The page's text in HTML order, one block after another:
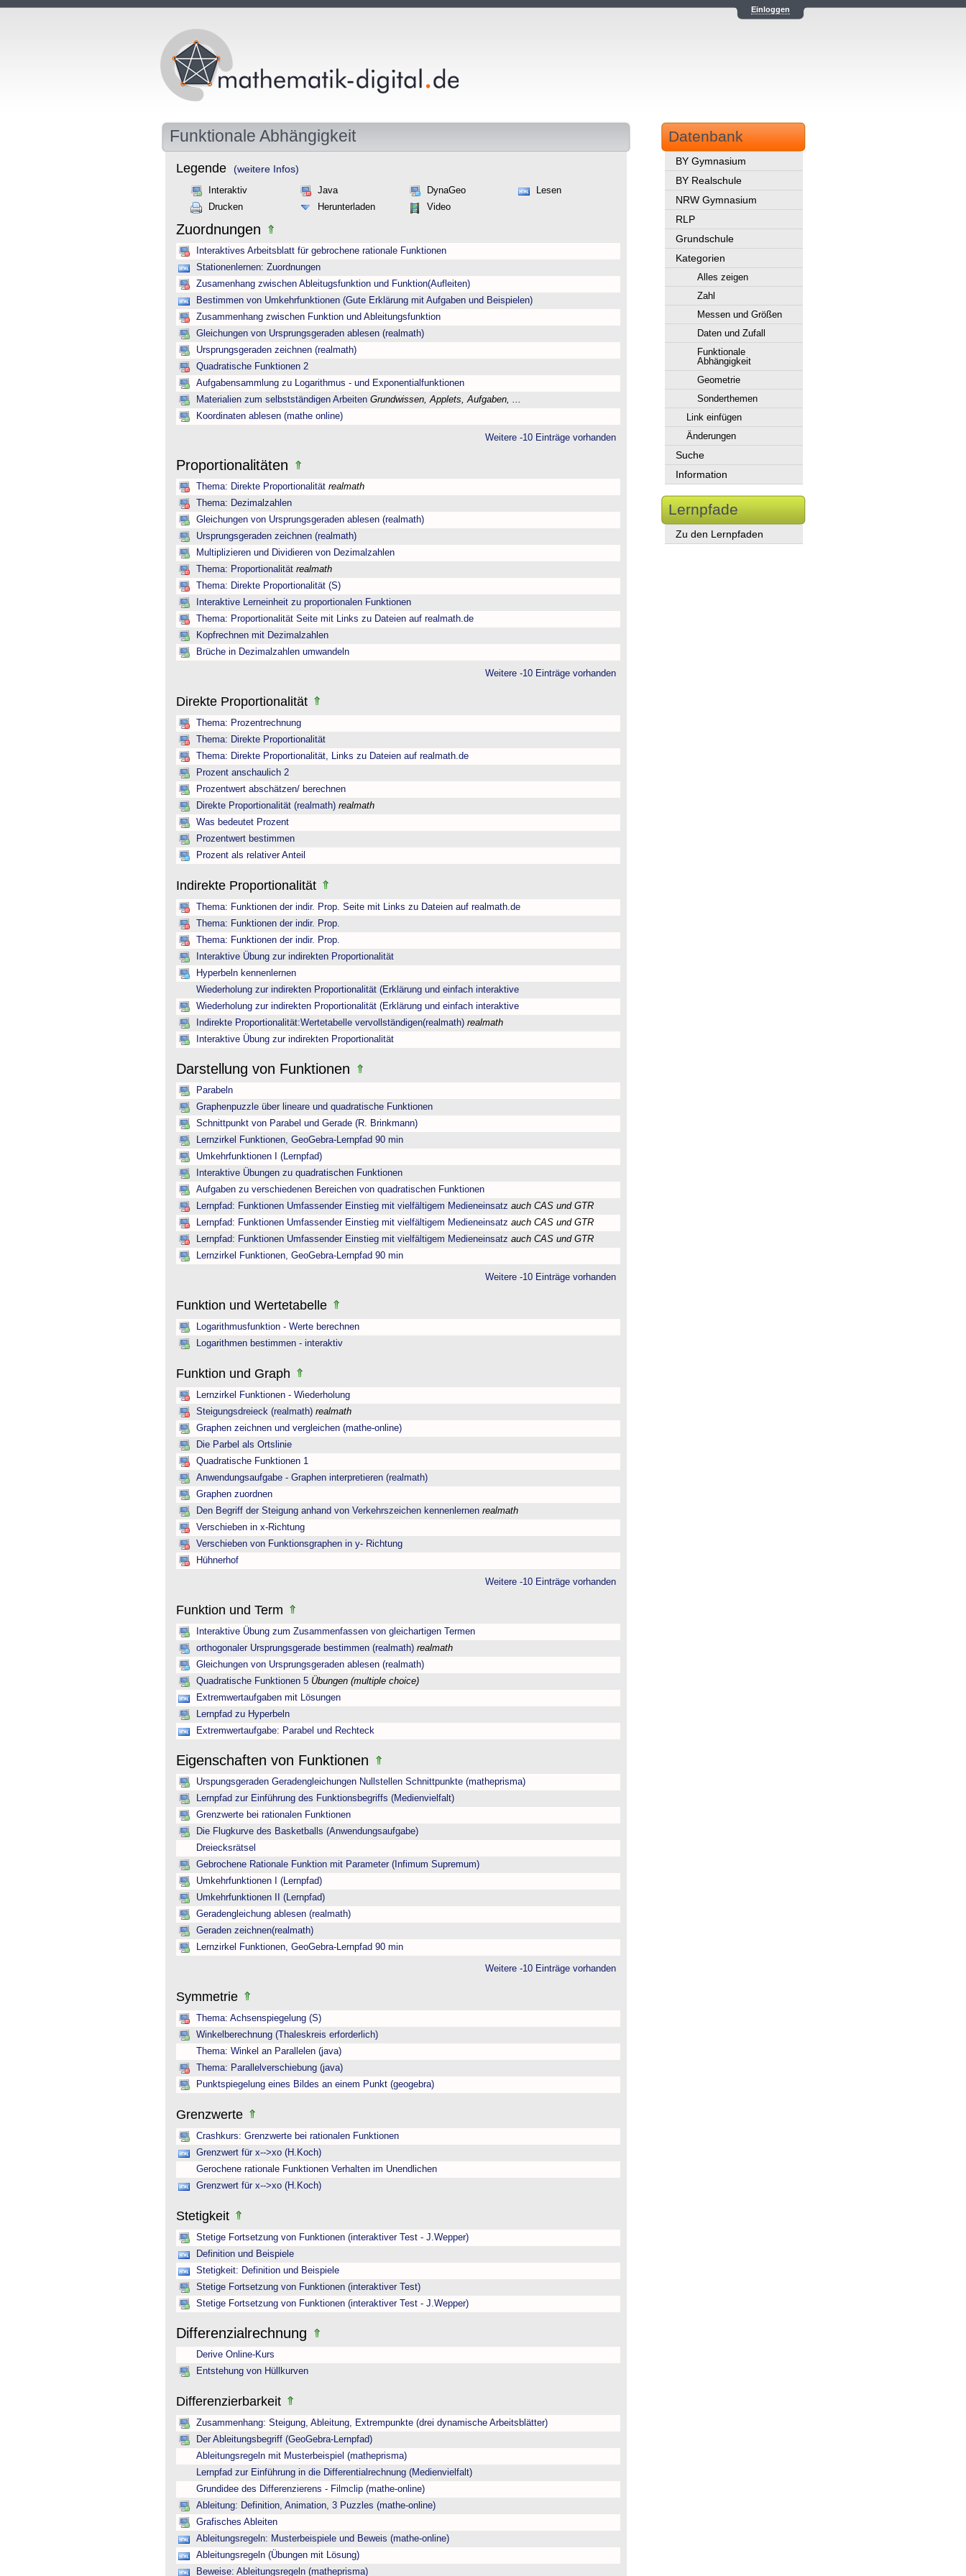
Einloggen
Funktionale Abhängigkeit
Legende (weitere Infos)
Interaktiv Java DynaGeo
Lesen
Drucken
Herunterladen Video
Zuordnungen
Interaktives Arbeitsblatt für gebrochene rationale Funktionen
Stationenlernen: Zuordnungen
Zusamenhang zwischen Ableitugsfunktion und Funktion(Aufleiten)
Bestimmen von Umkehrfunktionen (Gute Erklärung mit Aufgaben und Beispielen)
Zusammenhang zwischen Funktion und Ableitungsfunktion
Gleichungen von Ursprungsgeraden ablesen (realmath)
Ursprungsgeraden zeichnen (realmath)
Quadratische Funktionen 2
Aufgabensammlung zu Logarithmus - und Exponentialfunktionen
Materialien zum selbstständigen Arbeiten Grundwissen, Applets, Aufgaben, ...
Koordinaten ablesen (mathe online)
Weitere -10 Einträge vorhanden
Proportionalitäten
Thema: Direkte Proportionalität realmath
Thema: Dezimalzahlen
Gleichungen von Ursprungsgeraden ablesen (realmath)
Ursprungsgeraden zeichnen (realmath)
Multiplizieren und Dividieren von Dezimalzahlen
Thema: Proportionalität realmath
Thema: Direkte Proportionalität (S)
Interaktive Lerneinheit zu proportionalen Funktionen
Thema: Proportionalität Seite mit Links zu Dateien auf realmath.de
Kopfrechnen mit Dezimalzahlen
Brüche in Dezimalzahlen umwandeln
Weitere -10 Einträge vorhanden
Direkte Proportionalität
Thema: Prozentrechnung
Thema: Direkte Proportionalität
Thema: Direkte Proportionalität, Links zu Dateien auf realmath.de
Prozent anschaulich 2
Prozentwert abschätzen/ berechnen
Direkte Proportionalität (realmath) realmath
Was bedeutet Prozent
Prozentwert bestimmen
Prozent als relativer Anteil
Indirekte Proportionalität
Thema: Funktionen der indir. Prop. Seite mit Links zu Dateien auf realmath.de
Thema: Funktionen der indir. Prop.
Thema: Funktionen der indir. Prop.
Interaktive Übung zur indirekten Proportionalität
Hyperbeln kennenlernen
Wiederholung zur indirekten Proportionalität (Erklärung und einfach interaktive
Wiederholung zur indirekten Proportionalität (Erklärung und einfach interaktive
Indirekte Proportionalität:Wertetabelle vervollständigen(realmath) realmath
Interaktive Übung zur indirekten Proportionalität
Darstellung von Funktionen
Parabeln
Graphenpuzzle über lineare und quadratische Funktionen
Schnittpunkt von Parabel und Gerade (R. Brinkmann)
Lernzirkel Funktionen, GeoGebra-Lernpfad 90 min
Umkehrfunktionen I (Lernpfad)
Interaktive Übungen zu quadratischen Funktionen
Aufgaben zu verschiedenen Bereichen von quadratischen Funktionen
Lernpfad: Funktionen Umfassender Einstieg mit vielfältigem Medieneinsatz auch CAS und GTR
Lernpfad: Funktionen Umfassender Einstieg mit vielfältigem Medieneinsatz auch CAS und GTR
Lernpfad: Funktionen Umfassender Einstieg mit vielfältigem Medieneinsatz auch CAS und GTR
Lernzirkel Funktionen, GeoGebra-Lernpfad 90 min
Weitere -10 Einträge vorhanden
Funktion und Wertetabelle
Logarithmusfunktion - Werte berechnen
Logarithmen bestimmen - interaktiv
Funktion und Graph
Lernzirkel Funktionen - Wiederholung
Steigungsdreieck (realmath) realmath
Graphen zeichnen und vergleichen (mathe-online)
Die Parbel als Ortslinie
Quadratische Funktionen 1
Anwendungsaufgabe - Graphen interpretieren (realmath)
Graphen zuordnen
Den Begriff der Steigung anhand von Verkehrszeichen kennenlernen realmath
Verschieben in x-Richtung
Verschieben von Funktionsgraphen in y- Richtung
Hühnerhof
Weitere -10 Einträge vorhanden
Funktion und Term
Interaktive Übung zum Zusammenfassen von gleichartigen Termen
orthogonaler Ursprungsgerade bestimmen (realmath) realmath
Gleichungen von Ursprungsgeraden ablesen (realmath)
Quadratische Funktionen 5 Übungen (multiple choice)
Extremwertaufgaben mit Lösungen
Lernpfad zu Hyperbeln
Extremwertaufgabe: Parabel und Rechteck
Eigenschaften von Funktionen
Urspungsgeraden Geradengleichungen Nullstellen Schnittpunkte (matheprisma)
Lernpfad zur Einführung des Funktionsbegriffs (Medienvielfalt)
Grenzwerte bei rationalen Funktionen
Die Flugkurve des Basketballs (Anwendungsaufgabe)
Dreiecksrätsel
Gebrochene Rationale Funktion mit Parameter (Infimum Supremum)
Umkehrfunktionen I (Lernpfad)
Umkehrfunktionen II (Lernpfad)
Geradengleichung ablesen (realmath)
Geraden zeichnen(realmath)
Lernzirkel Funktionen, GeoGebra-Lernpfad 90 min
Weitere -10 Einträge vorhanden
Symmetrie
Thema: Achsenspiegelung (S)
Winkelberechnung (Thaleskreis erforderlich)
Thema: Winkel an Parallelen (java)
Thema: Parallelverschiebung (java)
Punktspiegelung eines Bildes an einem Punkt (geogebra)
Grenzwerte
Crashkurs: Grenzwerte bei rationalen Funktionen
Grenzwert für x-->xo (H.Koch)
Gerochene rationale Funktionen Verhalten im Unendlichen
Grenzwert für x-->xo (H.Koch)
Stetigkeit
Stetige Fortsetzung von Funktionen (interaktiver Test - J.Wepper)
Definition und Beispiele
Stetigkeit: Definition und Beispiele
Stetige Fortsetzung von Funktionen (interaktiver Test)
Stetige Fortsetzung von Funktionen (interaktiver Test - J.Wepper)
Differenzialrechnung
Derive Online-Kurs
Entstehung von Hüllkurven
Differenzierbarkeit
Zusammenhang: Steigung, Ableitung, Extrempunkte (drei dynamische Arbeitsblätter)
Der Ableitungsbegriff (GeoGebra-Lernpfad)
Ableitungsregeln mit Musterbeispiel (matheprisma)
Lernpfad zur Einführung in die Differentialrechnung (Medienvielfalt)
Grundidee des Differenzierens - Filmclip (mathe-online)
Ableitung: Definition, Animation, 3 Puzzles (mathe-online)
Grafisches Ableiten
Ableitungsregeln: Musterbeispiele und Beweis (mathe-online)
Ableitungsregeln (Übungen mit Lösung)
Beweise: Ableitungsregeln (matheprisma)
Datenbank
BY Gymnasium
BY Realschule
NRW Gymnasium
RLP
Grundschule
Kategorien
Alles zeigen
Zahl
Messen und Größen
Daten und Zufall
Funktionale
Abhängigkeit
Geometrie
Sonderthemen
Link einfügen
Änderungen
Suche
Information
Lernpfade
Zu den Lernpfaden